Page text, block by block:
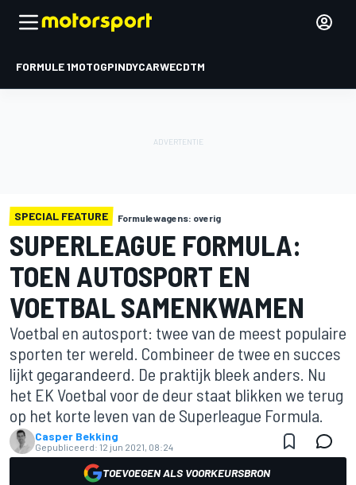
FORMULE 1MOTOGPINDYCARWECDTM
SPECIAL FEATURE Formulewagens: overig
SUPERLEAGUE FORMULA:
TOEN AUTOSPORT EN
VOETBAL SAMENKWAMEN
Voetbal en autosport: twee van de meest populaire
sporten ter wereld. Combineer de twee en succes
lijkt gegarandeerd. De praktijk bleek anders. Nu
het EK Voetbal voor de deur staat blikken we terug
op het korte leven van de Superleague Formula.
Casper Bekking
Gepubliceerd: 12 jun 2021, 08:24
TOEVOEGEN ALS VOORKEURSBRON